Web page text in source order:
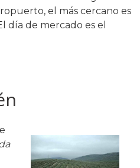
el más cercano es
día de mercado es el